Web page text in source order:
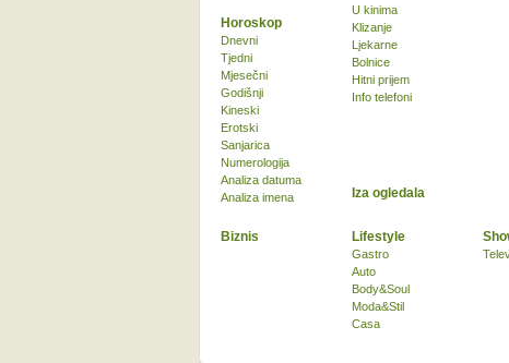
U kinima
Klizanje
Ljekarne
Bolnice
Hitni prijem
Info telefoni
Biznis Lifestyle
Gastro
Auto
Body&Soul
Moda&Stil
Casa
Horoskop
Dnevni
Tjedni
Mjesečni
Godišnji
Kineski
Erotski
Sanjarica
Numerologija
Analiza datuma
Analiza imena
Iza ogledala